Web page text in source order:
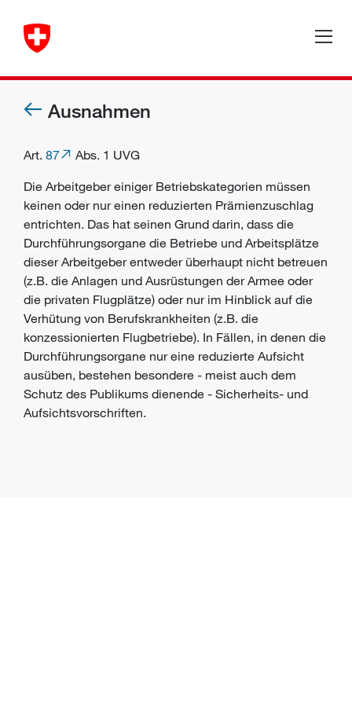
Ausnahmen
Art. 87
Abs. 1 UVG
Die Arbeitgeber einiger Betriebskategorien müssen
keinen oder nur einen reduzierten Prämienzuschlag
entrichten. Das hat seinen Grund darin, dass die
Durchführungsorgane die Betriebe und Arbeitsplätze
dieser Arbeitgeber entweder überhaupt nicht betreuen
(z.B. die Anlagen und Ausrüstungen der Armee oder
die privaten Flugplätze) oder nur im Hinblick auf die
Verhütung von Berufskrankheiten (z.B. die
konzessionierten Flugbetriebe). In Fällen, in denen die
Durchführungsorgane nur eine reduzierte Aufsicht
ausüben, bestehen besondere - meist auch dem
Schutz des Publikums dienende - Sicherheits- und
Aufsichtsvorschriften.